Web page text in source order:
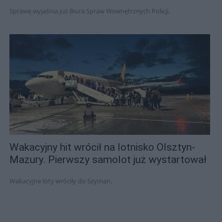
Sprawę wyjaśnia już Biura Spraw Wewnętrznych Policji.
Wakacyjny hit wrócił na lotnisko Olsztyn-
Mazury. Pierwszy samolot już wystartował
Wakacyjne loty wróciły do Szyman.